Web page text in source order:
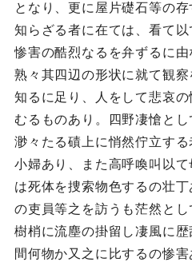
となり、更に屋片礎石等の
知らざる者に在ては、看て
惨害の酷烈なるを弁ずるに
熟々其四辺の形状に就て観
知るに足り、人をして悲哀
むるものあり。四野凄愴と
渺々たる磧上に悄然佇立す
小婦あり、また高呼喚叫以
は死体を捜索物色するの壮
の吏員等之を訪うも茫然と
樹梢に流塵の掛留し凄風に
間何物か又之に比するの惨